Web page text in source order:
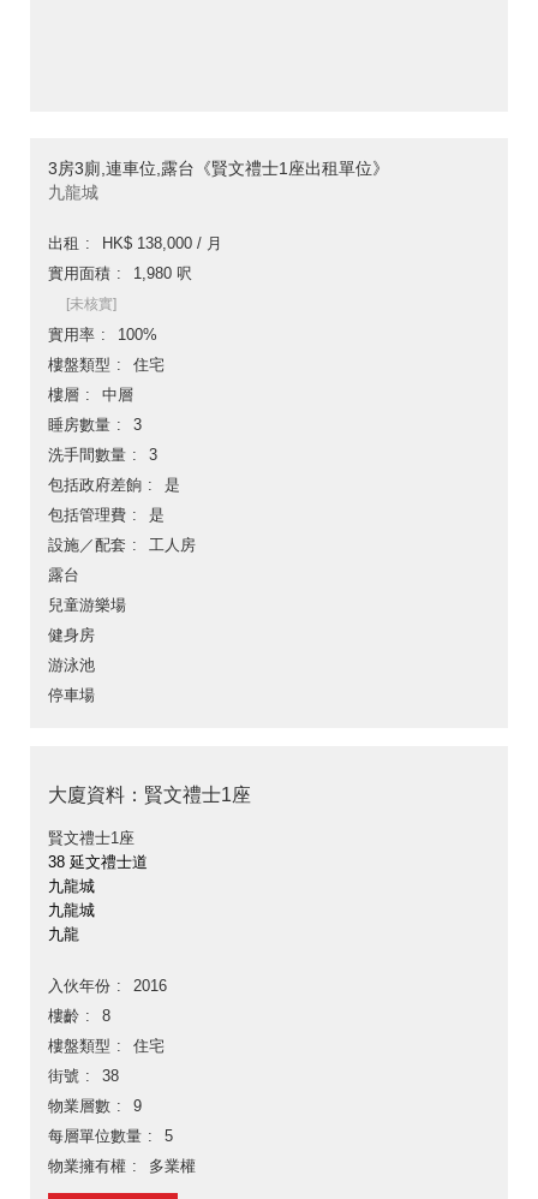
3房3廁,連車位,露台《賢文禮士1座出租單位》
九龍城
出租
HK$ 138,000 / 月
實用面積
1,980 呎
[未核實]
實用率
100%
樓盤類型
住宅
樓層
中層
睡房數量
3
洗手間數量
3
包括政府差餉
是
包括管理費
是
設施／配套
工人房
露台
兒童游樂場
健身房
游泳池
停車場
大廈資料：賢文禮士1座
賢文禮士1座
38 延文禮士道
九龍城
九龍城
九龍
入伙年份
2016
樓齡
8
樓盤類型
住宅
街號
38
物業層數
9
每層單位數量
5
物業擁有權
多業權